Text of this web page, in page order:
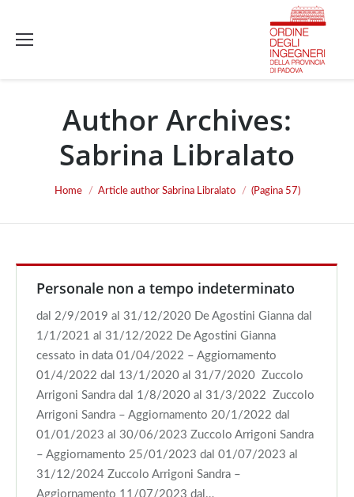
Author Archives:
Sabrina Libralato
You are here:
Home Article author Sabrina Libralato (Pagina 57)
Personale non a tempo indeterminato
dal 2/9/2019 al 31/12/2020 De Agostini Gianna dal
1/1/2021 al 31/12/2022 De Agostini Gianna
cessato in data 01/04/2022 – Aggiornamento
01/4/2022 dal 13/1/2020 al 31/7/2020 Zuccolo
Arrigoni Sandra dal 1/8/2020 al 31/3/2022 Zuccolo
Arrigoni Sandra – Aggiornamento 20/1/2022 dal
01/01/2023 al 30/06/2023 Zuccolo Arrigoni Sandra
– Aggiornamento 25/01/2023 dal 01/07/2023 al
31/12/2024 Zuccolo Arrigoni Sandra –
Aggiornamento 11/07/2023 dal…